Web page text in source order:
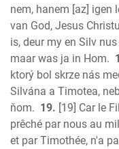
nem, hanem [az] igen
van God, Jesus
is, deur my en Silv
maar was ja in Hom.
ktorý bol skrze nás
Silvána a Timotea,
ňom. 19. [19] Car le
prêché par nous au
et par Timothée, n'a